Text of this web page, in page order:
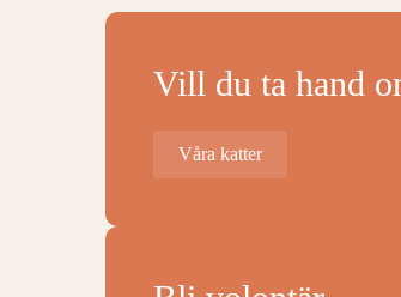
Vill du ta hand
Våra katter